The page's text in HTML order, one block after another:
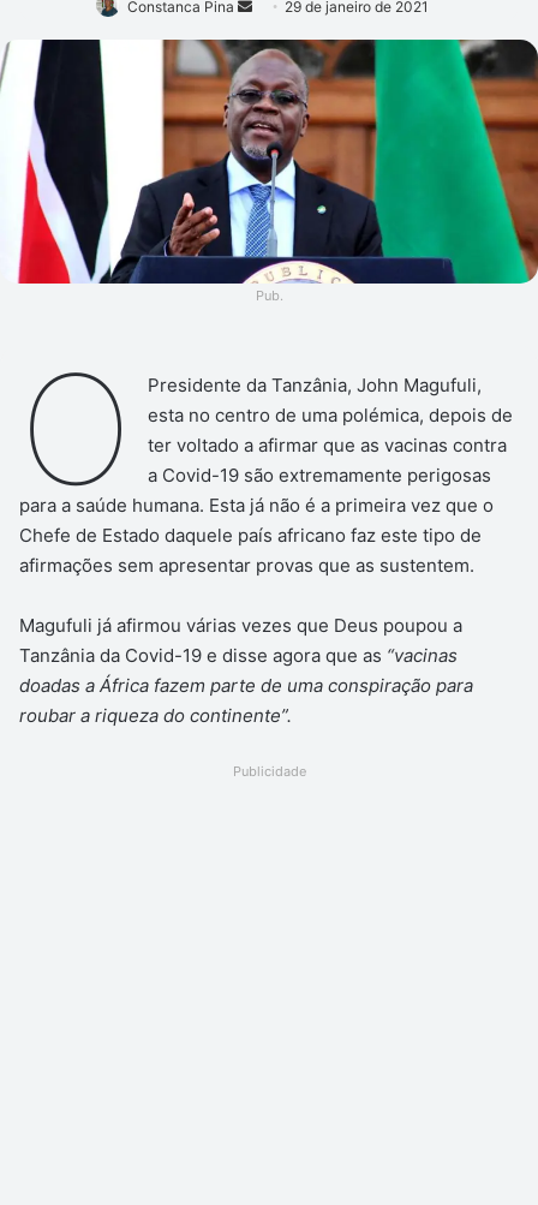
Constanca Pina
Mande
e-
mail
29 de janeiro de 2021
Pub.
O
Presidente da Tanzânia, John Magufuli,
esta no centro de uma polémica, depois de
ter voltado a afirmar que as vacinas contra
a Covid-19 são extremamente perigosas
para a saúde humana. Esta já não é a primeira vez que o
Chefe de Estado daquele país africano faz este tipo de
afirmações sem apresentar provas que as sustentem.
Magufuli já afirmou várias vezes que Deus poupou a
Tanzânia da Covid-19 e disse agora que as “vacinas
doadas a África fazem parte de uma conspiração para
roubar a riqueza do continente”.
Publicidade